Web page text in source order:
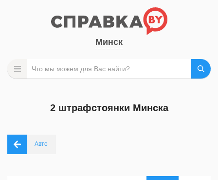
Минск
2 штрафстоянки Минска
Авто